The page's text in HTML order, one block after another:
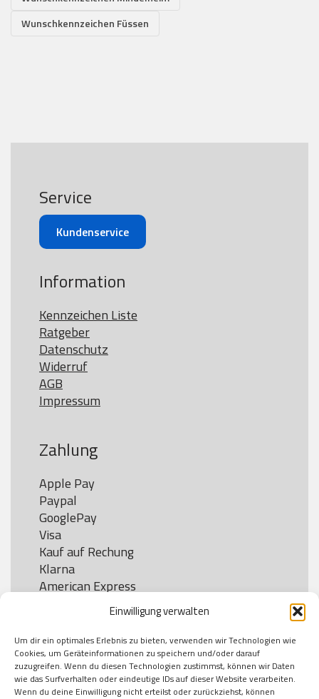
Einwilligung verwalten
Um dir ein optimales Erlebnis zu bieten, verwenden wir Technologien wie
Cookies, um Geräteinformationen zu speichern und/oder darauf
zuzugreifen. Wenn du diesen Technologien zustimmst, können wir Daten
wie das Surfverhalten oder eindeutige IDs auf dieser Website verarbeiten.
Wenn du deine Einwilligung nicht erteilst oder zurückziehst, können
Wunschkennzeichen Füssen
Service
Kundenservice
Information
Kennzeichen Liste
Ratgeber
Datenschutz
Widerruf
AGB
Impressum
Zahlung
Apple Pay
Paypal
GooglePay
Visa
Kauf auf Rechung
Klarna
American Express
Versand
DHL